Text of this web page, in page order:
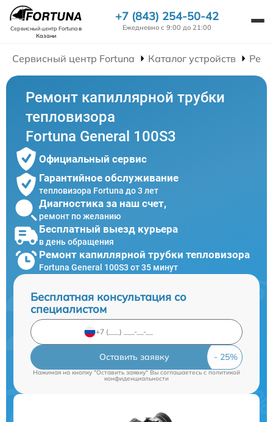
Сервисный центр Fortunaв
Казани
+7 (843) 254-50-42
Ежедневно с 9:00 до 21:00
Сервисный центр Fortuna Каталог устройств
Ремонт капиллярной трубки
тепловизора
Fortuna General 100S3
Официальный сервис
Гарантийное обслуживание
тепловизора Fortuna до 3 лет
Диагностика за наш счет,
ремонт по желанию
Бесплатный выезд курьера
в день обращения
Ремонт капиллярной трубки тепловизора
Fortuna General 100S3 от 35 минут
Бесплатная консультация со
специалистом
Оставить заявку
Нажимая на кнопку "Оставить заявку" Вы соглашаетесь cполитикой
конфиденциальности